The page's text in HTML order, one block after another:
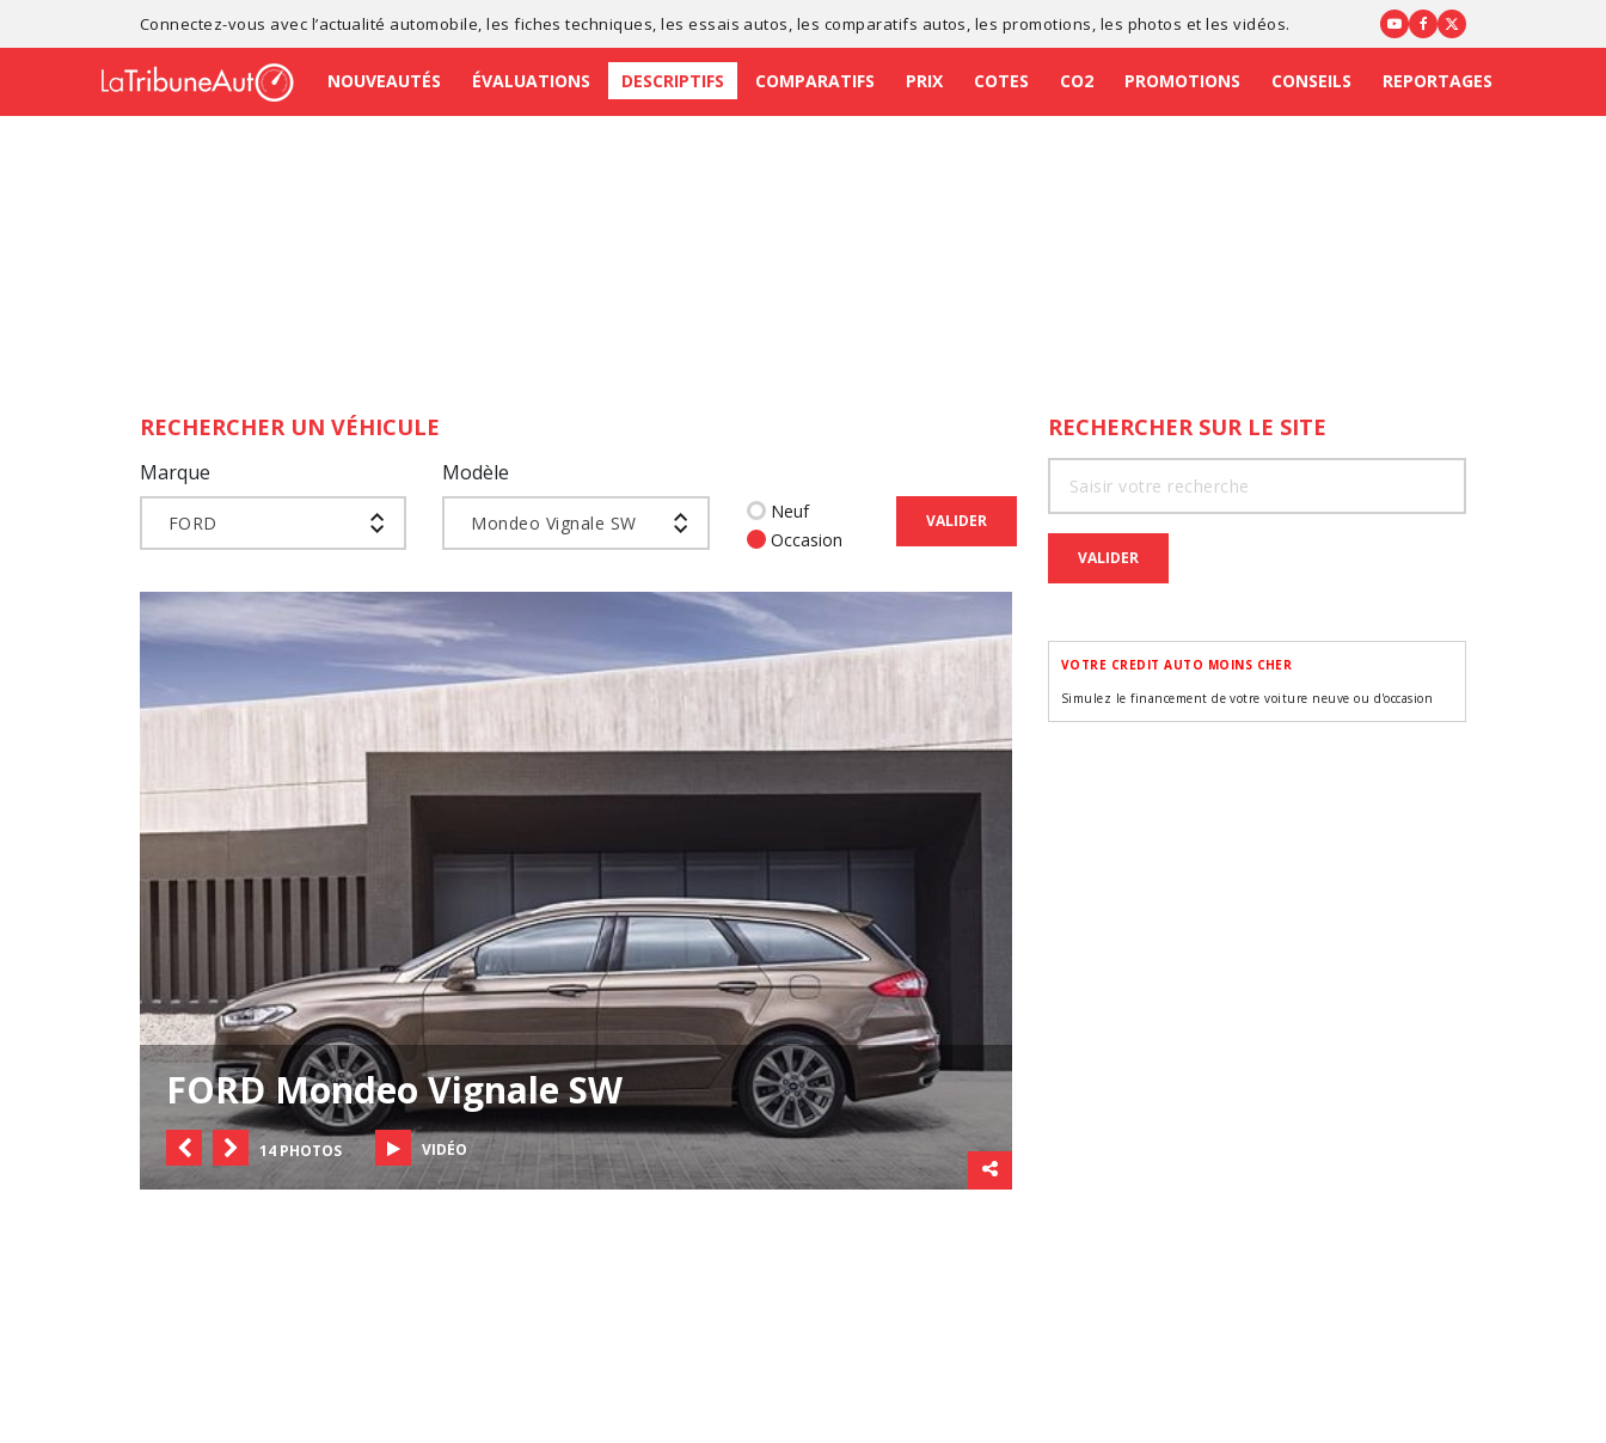
Connectez-vous avec l’actualité automobile , lesfiches techniques , lesessais autos , les comparatifs autos , les promotions , les photos et les vidéos.
NOUVEAUTÉS ÉVALUATIONS DESCRIPTIFS COMPARATIFS PRIX COTES CO2 PROMOTIONS CONSEILS REPORTAGES
RECHERCHER UN VÉHICULE
Marque
FORD
Modèle
Mondeo Vignale SW
Neuf
Occasion
VALIDER
FORD Mondeo Vignale SW
14 PHOTOS VIDÉO
RECHERCHER SUR LE SITE
VALIDER
VOTRE CREDIT AUTO MOINS CHER
Simulez le financement de votre voiture neuve ou d'occasion